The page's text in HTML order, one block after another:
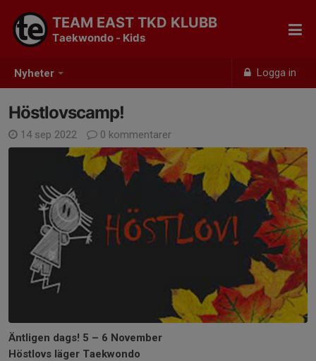
Nyheter Logga in
TEAM EAST TKD KLUBB
Taekwondo - Kids
Höstlovscamp!
14 sep 2022 0 kommentarer
Äntligen dags! 5 – 6 November
Höstlovs läger Taekwondo